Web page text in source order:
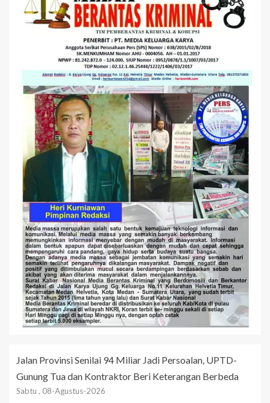
Jalan Provinsi Senilai 94 Miliar Jadi Persoalan, UPTD-
Gunung Tua dan Kontraktor Beri Keterangan Berbeda
Sabtu , 08-Agustus-2026